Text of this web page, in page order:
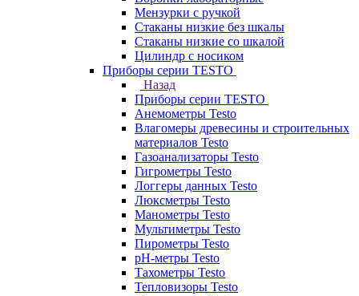
Мензурки с ручкой
Стаканы низкие без шкалы
Стаканы низкие со шкалой
Цилиндр с носиком
Приборы серии TESTO
Назад
Приборы серии TESTO
Анемометры Testo
Влагомеры древесины и строительных
материалов Testo
Газоанализаторы Testo
Гигрометры Testo
Логгеры данных Testo
Люксметры Testo
Манометры Testo
Мультиметры Testo
Пирометры Testo
pH-метры Testo
Тахометры Testo
Тепловизоры Testo